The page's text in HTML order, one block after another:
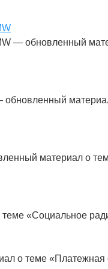
— обновленный
обновленный
материал о
«Социальное
о теме «Платежная